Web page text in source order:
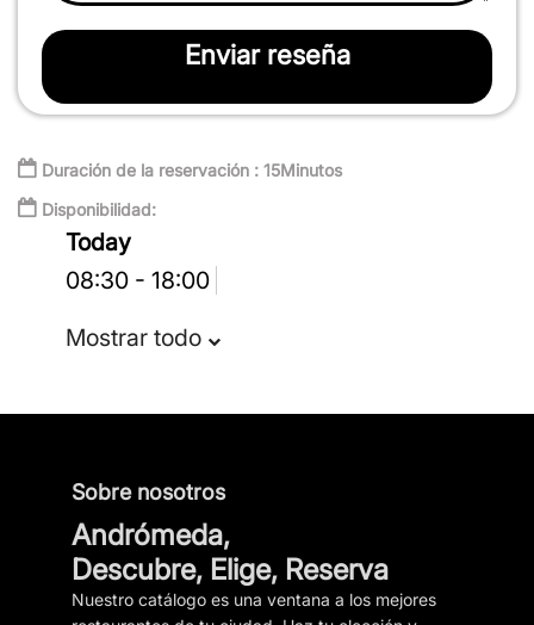
Enviar reseña
Duración de la reservación : 15Minutos
Disponibilidad:
Today
08:30 - 18:00
Mostrar todo
Sobre nosotros
Andrómeda,
Descubre, Elige, Reserva
Nuestro catálogo es una ventana a los mejores